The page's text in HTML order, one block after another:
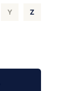
Y Z